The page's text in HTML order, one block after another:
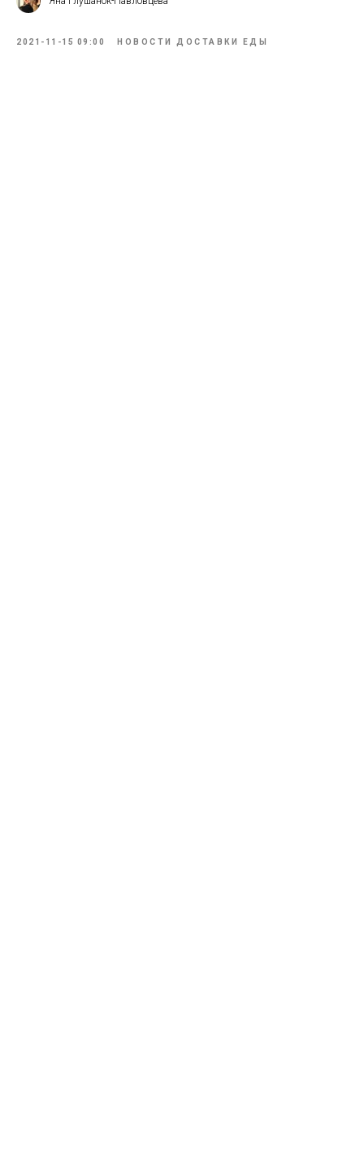
2021-11-15 09:00 НОВОСТИ ДОСТАВКИ ЕДЫ